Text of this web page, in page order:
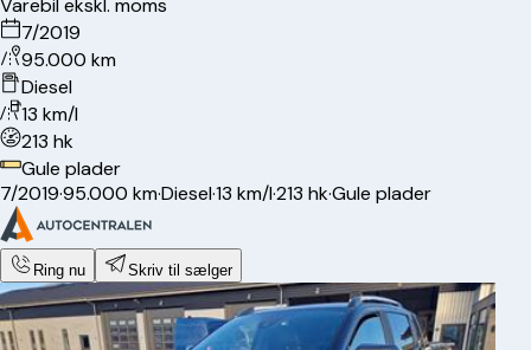
Varebil ekskl. moms
7/2019
95.000 km
Diesel
13 km/l
213 hk
Gule plader
7/2019·95.000 km·Diesel·13 km/l·213 hk·Gule plader
Ring nu Skriv til sælger